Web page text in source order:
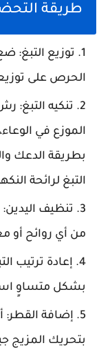
طريقة
توزيع التبغ: ضع
الحرص على
تنكيه التبغ: رش
الموزع في
بطريقة الدعك
التبغ لرائحة
تنظيف اليدين:
من أي روائح أو
إعادة ترتيب
بشكل متساوٍ
إضافة القطر:
بتحريك المزيج